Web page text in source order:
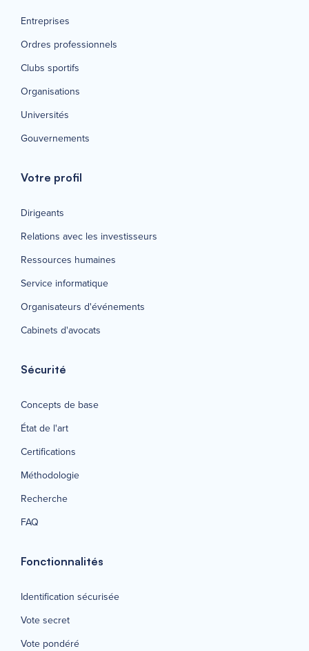
Entreprises
Ordres professionnels
Clubs sportifs
Organisations
Universités
Gouvernements
Votre profil
Dirigeants
Relations avec les investisseurs
Ressources humaines
Service informatique
Organisateurs d'événements
Cabinets d'avocats
Sécurité
Concepts de base
État de l'art
Certifications
Méthodologie
Recherche
FAQ
Fonctionnalités
Identification sécurisée
Vote secret
Vote pondéré